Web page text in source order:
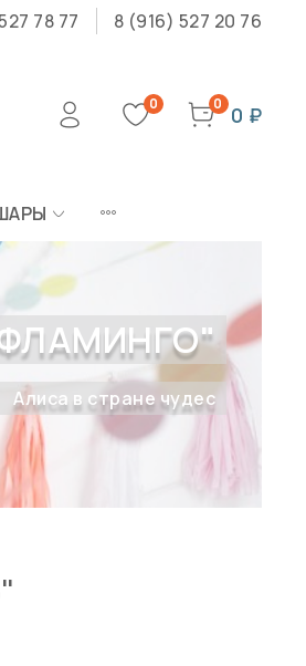
78 77 8 (916) 527 20 76
0 0 0 ₽
Алиса в стране чудес